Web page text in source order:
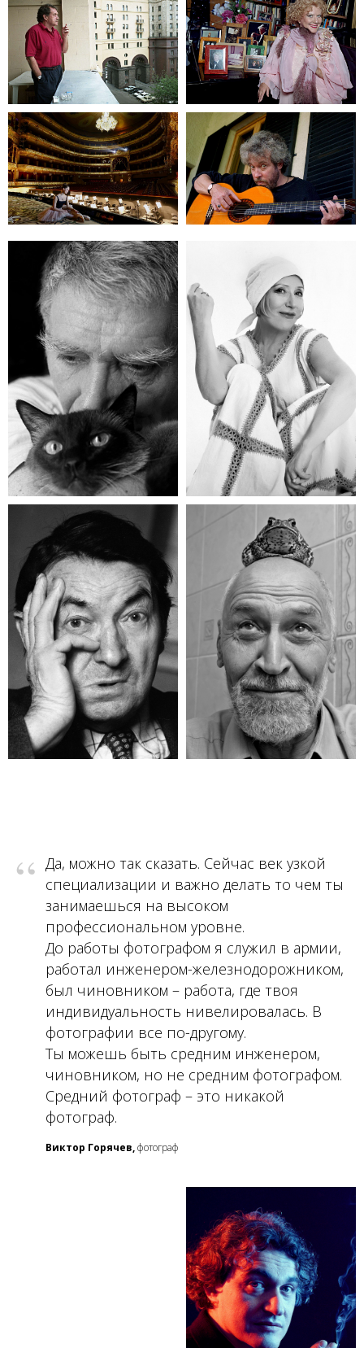
“ Да, можно так сказать. Сейчас век узкой
специализации и важно делать то чем ты
занимаешься на высоком
профессиональном уровне.
До работы фотографом я служил в армии,
работал инженером-железнодорожником,
был чиновником – работа, где твоя
индивидуальность нивелировалась. В
фотографии все по-другому.
Ты можешь быть средним инженером,
чиновником, но не средним фотографом.
Средний фотограф – это никакой
фотограф.
Виктор Горячев,фотограф